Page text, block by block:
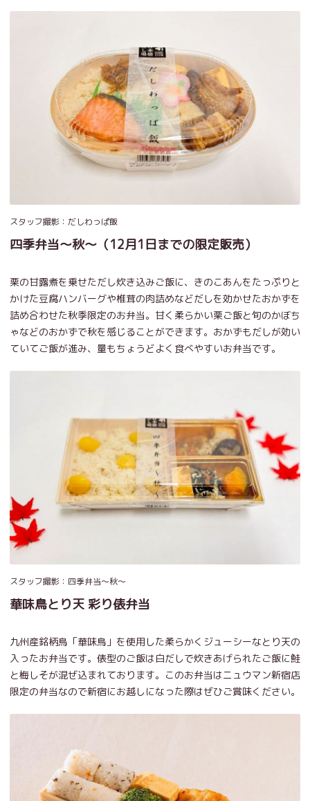
スタッフ撮影：だしわっぱ飯
四季弁当～秋～（12月1日までの限定販売）
栗の甘露煮を乗せただし炊き込みご飯に、きのこあんをたっぷりと
かけた豆腐ハンバーグや椎茸の肉詰めなどだしを効かせたおかずを
詰め合わせた秋季限定のお弁当。甘く柔らかい栗ご飯と旬のかぼち
ゃなどのおかずで秋を感じることができます。おかずもだしが効い
ていてご飯が進み、量もちょうどよく食べやすいお弁当です。
スタッフ撮影：四季弁当～秋～
華味鳥とり天 彩り俵弁当
九州産銘柄鳥「華味鳥」を使用した柔らかくジューシーなとり天の
入ったお弁当です。俵型のご飯は白だしで炊きあげられたご飯に鮭
と梅しそが混ぜ込まれております。このお弁当はニュウマン新宿店
限定の弁当なので新宿にお越しになった際はぜひご賞味ください。